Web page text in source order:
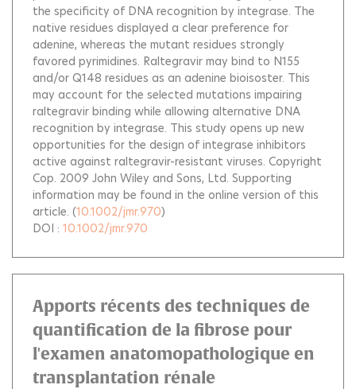
the specificity of DNA recognition by integrase. The
native residues displayed a clear preference for
adenine, whereas the mutant residues strongly
favored pyrimidines. Raltegravir may bind to N155
and/or Q148 residues as an adenine bioisoster. This
may account for the selected mutations impairing
raltegravir binding while allowing alternative DNA
recognition by integrase. This study opens up new
opportunities for the design of integrase inhibitors
active against raltegravir-resistant viruses. Copyright
Cop. 2009 John Wiley and Sons, Ltd. Supporting
information may be found in the online version of this
article. (10.1002/jmr.970)
DOI : 10.1002/jmr.970
Apports récents des techniques de
quantification de la fibrose pour
l'examen anatomopathologique en
transplantation rénale